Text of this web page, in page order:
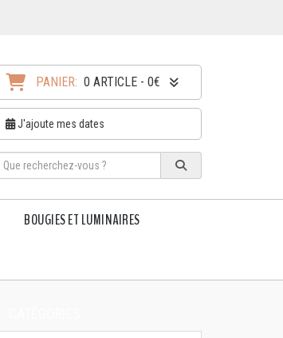
PANIER: 0 ARTICLE - 0€
J'ajoute mes dates
BOUGIES ET LUMINAIRES